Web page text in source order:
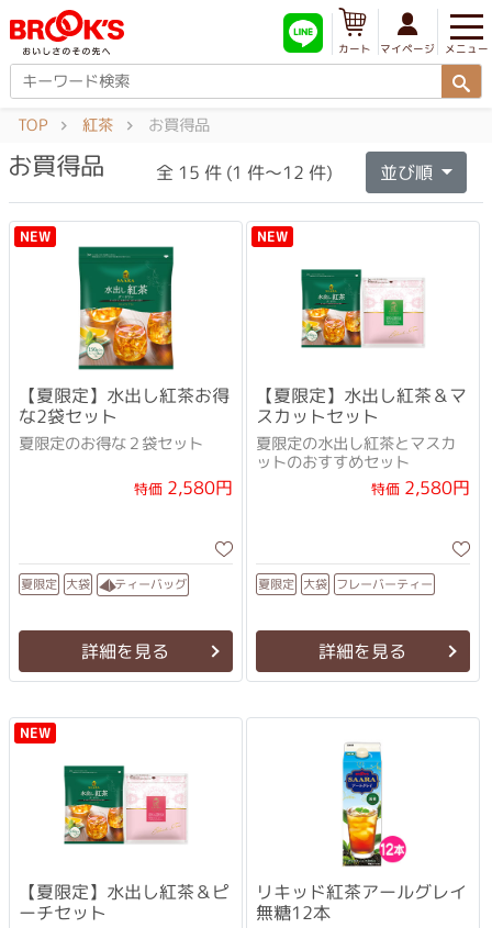
メニュー
マイページ
カート
TOP 紅茶 お買得品
お買得品 全 15 件 (1 件～12 件) 並び順
NEW
【夏限定】水出し紅茶お得
な2袋セット
夏限定のお得な２袋セット
特価2,580円
夏限定 大袋 ティーバッグ
詳細を見る
NEW
【夏限定】水出し紅茶＆マ
スカットセット
夏限定の水出し紅茶とマスカ
ットのおすすめセット
特価2,580円
夏限定 大袋 フレーバーティー
詳細を見る
NEW
【夏限定】水出し紅茶＆ピ
ーチセット
リキッド紅茶アールグレイ
無糖12本